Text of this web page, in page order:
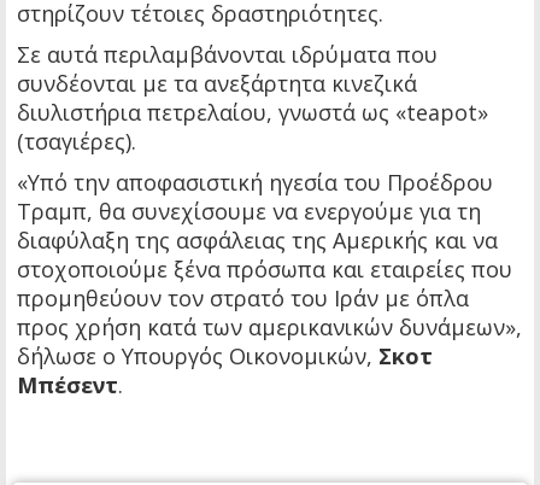
στηρίζουν τέτοιες δραστηριότητες.
Σε αυτά περιλαμβάνονται ιδρύματα που
συνδέονται με τα ανεξάρτητα κινεζικά
διυλιστήρια πετρελαίου, γνωστά ως «teapot»
(τσαγιέρες).
«Υπό την αποφασιστική ηγεσία του Προέδρου
Τραμπ, θα συνεχίσουμε να ενεργούμε για τη
διαφύλαξη της ασφάλειας της Αμερικής και να
στοχοποιούμε ξένα πρόσωπα και εταιρείες που
προμηθεύουν τον στρατό του Ιράν με όπλα
προς χρήση κατά των αμερικανικών δυνάμεων»,
δήλωσε ο Υπουργός Οικονομικών, Σκοτ
Μπέσεντ.